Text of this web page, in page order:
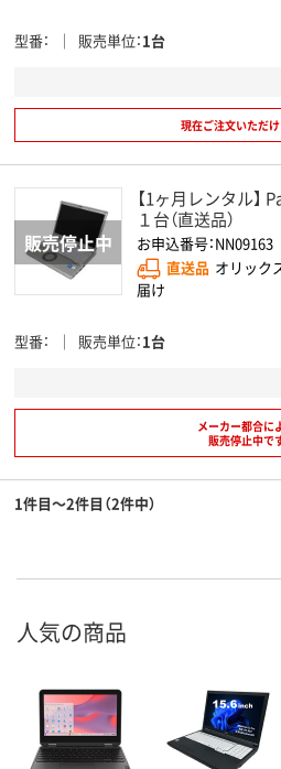
型番 販売単位 1台
現在ご注文いただ
【1ヶ月レンタル】
１台（直送品）
お申込番号：NN09163
直送品 オリック
届け
型番 販売単位 1台
メーカー都合に
販売停止中で
1件目～2件目（2件中）
人気の商品